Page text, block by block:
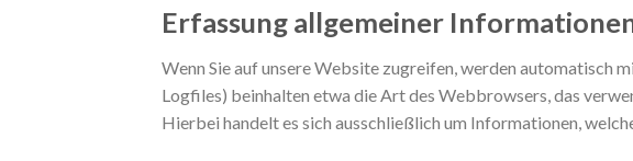
Erfassung allgemeiner
Wenn Sie auf unsere Website zugreifen, werden automatisch
Logfiles) beinhalten etwa die Art des Webbrowsers, das
Hierbei handelt es sich ausschließlich um Informationen,